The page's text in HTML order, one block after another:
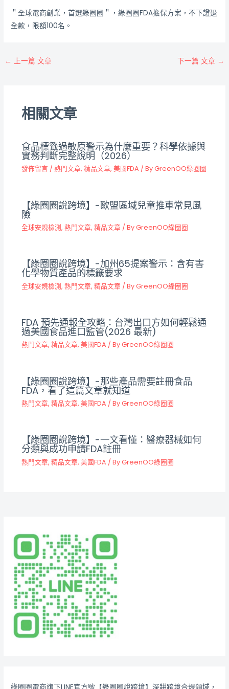
＂全球電商創業，首選綠圈圈＂，綠圈圈FDA擔保方案，不下證退
全款，限額100名。
← 上一篇 文章 下一篇 文章 →
相關文章
食品標籤過敏原警示為什麼重要？科學依據與
實務判斷完整說明（2026）
發佈留言 / 熱門文章, 精品文章, 美國FDA / ByGreenOO綠圈圈
【綠圈圈說跨境】-歐盟區域兒童推車常見風
險
全球安規檢測, 熱門文章, 精品文章 / ByGreenOO綠圈圈
【綠圈圈說跨境】-加州65提案警示：含有害
化學物質產品的標籤要求
全球安規檢測, 熱門文章, 精品文章 / ByGreenOO綠圈圈
FDA 預先通報全攻略：台灣出口方如何輕鬆通
過美國食品進口監管(2026 最新)
熱門文章, 精品文章, 美國FDA / ByGreenOO綠圈圈
【綠圈圈說跨境】-那些產品需要註冊食品
FDA，看了這篇文章就知道
熱門文章, 精品文章, 美國FDA / ByGreenOO綠圈圈
【綠圈圈說跨境】-一文看懂：醫療器械如何
分類與成功申請FDA註冊
熱門文章, 精品文章, 美國FDA / ByGreenOO綠圈圈